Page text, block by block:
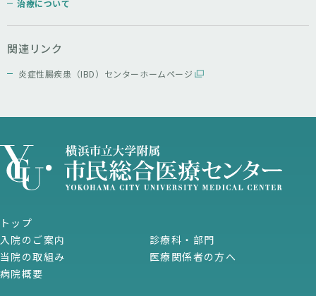
治療について
関連リンク
炎症性腸疾患（IBD）センターホームページ
トップ
入院のご案内
診療科・部門
当院の取組み
医療関係者の方へ
病院概要